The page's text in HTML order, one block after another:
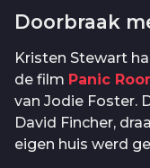
Doorbraak
Kristen Stewart
de film Panic
van Jodie Foster.
David Fincher,
eigen huis werd